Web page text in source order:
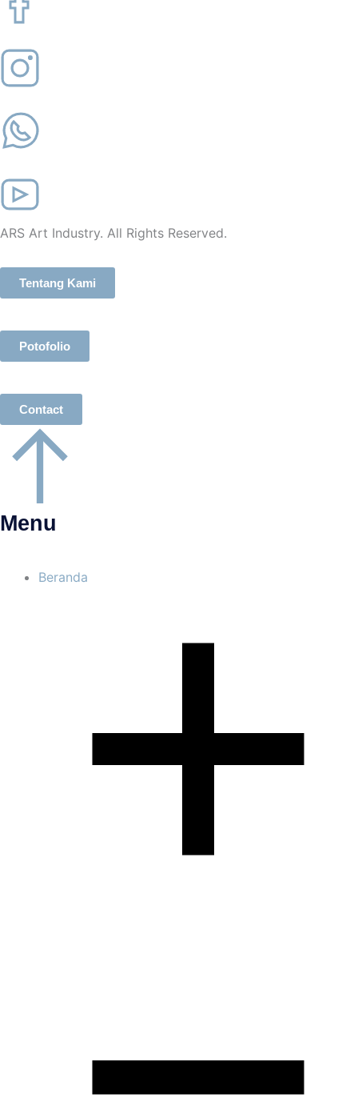
ARS Art Industry. All Rights Reserved.
Tentang Kami
Potofolio
Contact
Menu
Beranda